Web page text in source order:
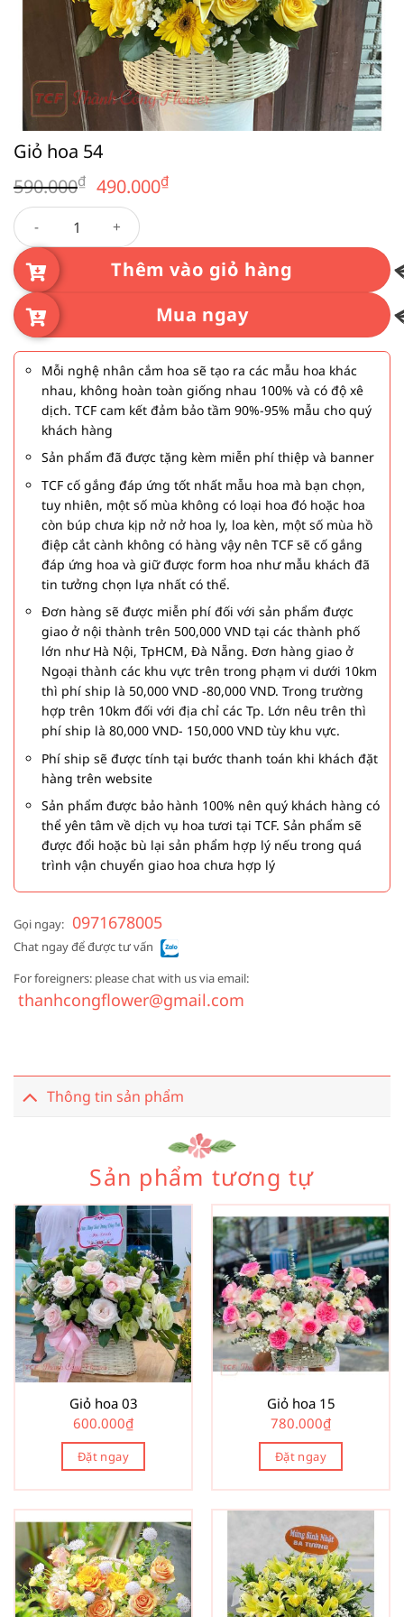
Giỏ hoa 54
590.000₫ Giá
gốc
là:
590.000₫.
490.000₫Giá
là:
490.000₫.
Giỏ hoa 54 số lượng
Thêm vào giỏ hàng
Mua ngay
Mỗi nghệ nhân cắm hoa sẽ tạo ra các mẫu hoa khác
nhau, không hoàn toàn giống nhau 100% và có độ xê
dịch. TCF cam kết đảm bảo tầm 90%-95% mẫu cho quý
khách hàng
Sản phẩm đã được tặng kèm miễn phí thiệp và banner
TCF cố gắng đáp ứng tốt nhất mẫu hoa mà bạn chọn,
tuy nhiên, một số mùa không có loại hoa đó hoặc hoa
còn búp chưa kịp nở nở hoa ly, loa kèn, một số mùa hồ
điệp cắt cành không có hàng vậy nên TCF sẽ cố gắng
đáp ứng hoa và giữ được form hoa như mẫu khách đã
tin tưởng chọn lựa nhất có thể.
Đơn hàng sẽ được miễn phí đối với sản phẩm được
giao ở nội thành trên 500,000 VND tại các thành phố
lớn như Hà Nội, TpHCM, Đà Nẵng. Đơn hàng giao ở
Ngoại thành các khu vực trên trong phạm vi dưới 10km
thì phí ship là 50,000 VND -80,000 VND. Trong trường
hợp trên 10km đối với địa chỉ các Tp. Lớn nêu trên thì
phí ship là 80,000 VND- 150,000 VND tùy khu vực.
Phí ship sẽ được tính tại bước thanh toán khi khách đặt
hàng trên website
Sản phẩm được bảo hành 100% nên quý khách hàng có
thể yên tâm về dịch vụ hoa tươi tại TCF. Sản phẩm sẽ
được đổi hoặc bù lại sản phẩm hợp lý nếu trong quá
trình vận chuyển giao hoa chưa hợp lý
Gọi ngay: 0971678005
Chat ngay để được tư vấn
For foreigners: please chat with us via email:
thanhcongflower@gmail.com
Thông tin sản phẩm
Sản phẩm tương tự
Giỏ hoa 03
600.000₫
Đặt ngay
Giỏ hoa 15
780.000₫
Đặt ngay